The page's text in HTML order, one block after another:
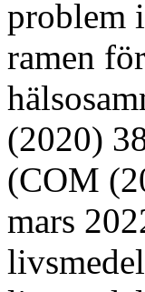
problem
ramen
(2020)
(COM
mars